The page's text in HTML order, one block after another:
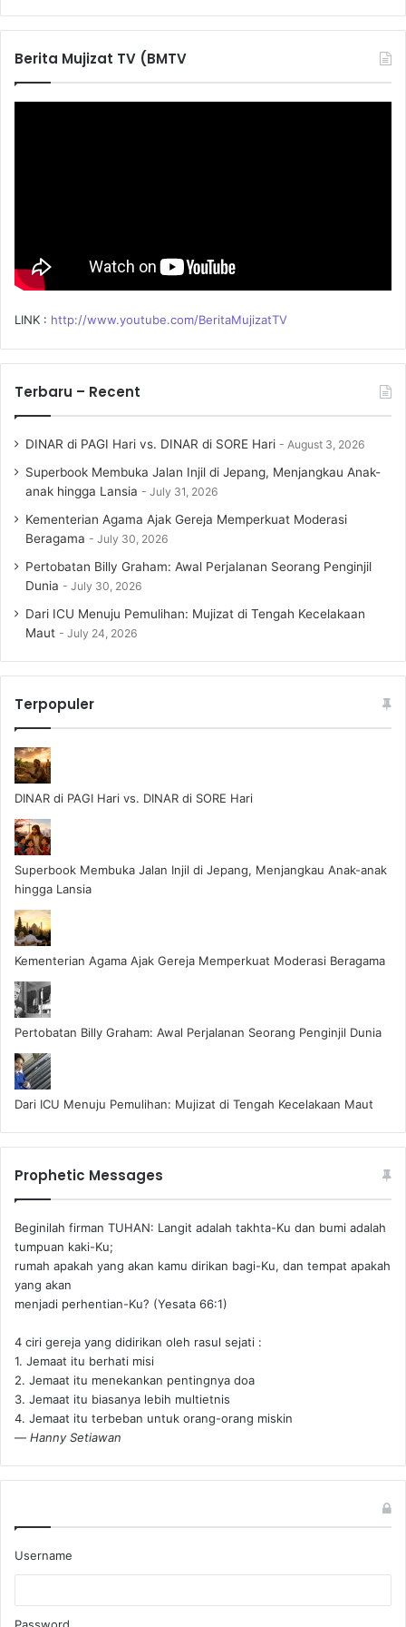
r
f
o
Berita Mujizat TV (BMTV
LINK : http://www.youtube.com/BeritaMujizatTV
Terbaru – Recent
DINAR di PAGI Hari vs. DINAR di SORE Hari August 3, 2026
Superbook Membuka Jalan Injil di Jepang, Menjangkau Anak-
anak hingga Lansia
July 31, 2026
Kementerian Agama Ajak Gereja Memperkuat Moderasi
Beragama
July 30, 2026
Pertobatan Billy Graham: Awal Perjalanan Seorang Penginjil
Dunia
July 30, 2026
Dari ICU Menuju Pemulihan: Mujizat di Tengah Kecelakaan
Maut
July 24, 2026
Terpopuler
DINAR di PAGI Hari vs. DINAR di SORE Hari
Superbook Membuka Jalan Injil di Jepang, Menjangkau Anak-anak
hingga Lansia
Kementerian Agama Ajak Gereja Memperkuat Moderasi Beragama
Pertobatan Billy Graham: Awal Perjalanan Seorang Penginjil Dunia
Dari ICU Menuju Pemulihan: Mujizat di Tengah Kecelakaan Maut
Prophetic Messages
Beginilah firman TUHAN: Langit adalah takhta-Ku dan bumi adalah
tumpuan kaki-Ku;
rumah apakah yang akan kamu dirikan bagi-Ku, dan tempat apakah
yang akan
menjadi perhentian-Ku? (Yesata 66:1) ‪
4 ciri gereja yang didirikan oleh rasul sejati :
1. Jemaat itu berhati misi
2. Jemaat itu menekankan pentingnya doa
3. Jemaat itu biasanya lebih multietnis
4. Jemaat itu terbeban untuk orang-orang miskin
— Hanny Setiawan
Username